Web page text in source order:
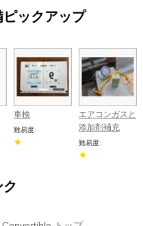
ピックアップ
車検
難易度:
★
エアコンガスと
添加剤補充
難易度:
★
ク